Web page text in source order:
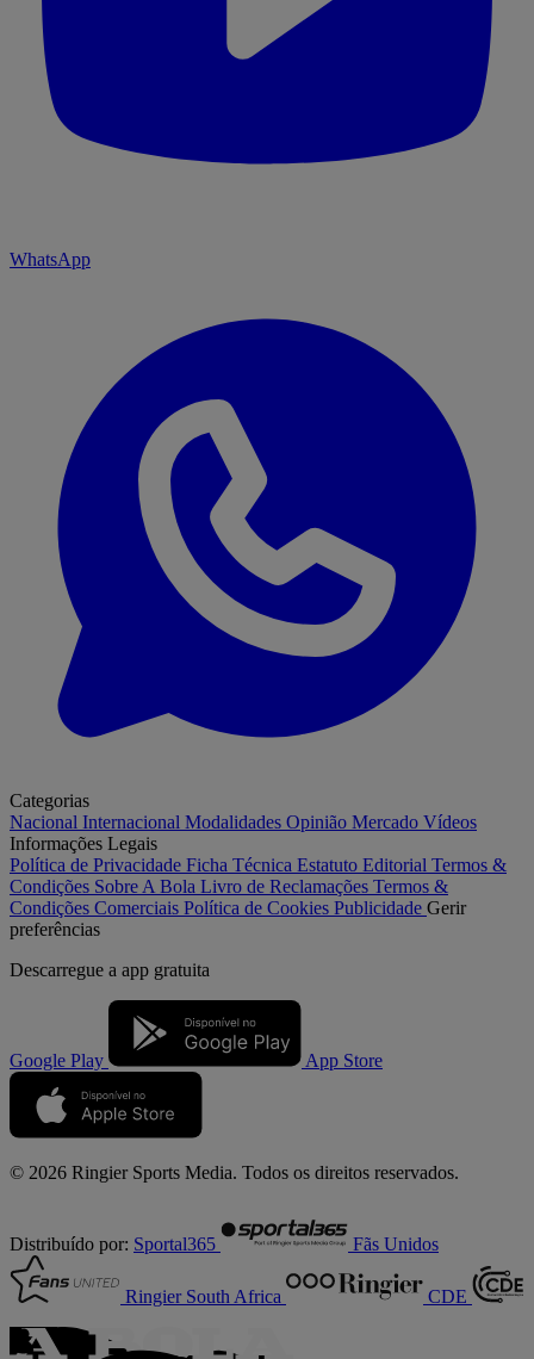
WhatsApp
Categorias
Nacional Internacional Modalidades Opinião Mercado Vídeos
Informações Legais
Política de Privacidade Ficha Técnica Estatuto Editorial Termos &
Condições Sobre A Bola Livro de Reclamações Termos &
Condições Comerciais Política de Cookies Publicidade Gerir
preferências
Descarregue a app gratuita
Google Play App Store
© 2026 Ringier Sports Media. Todos os direitos reservados.
Distribuído por: Sportal365 Fãs Unidos
Ringier South Africa CDE